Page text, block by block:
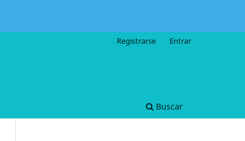
Buscar
Registrarse Entrar